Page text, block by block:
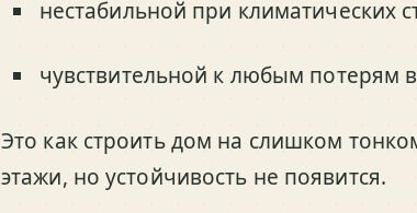
нестабильной при климатических
чувствительной к любым потерям
Это как строить дом на слишком
этажи, но устойчивость не появится.